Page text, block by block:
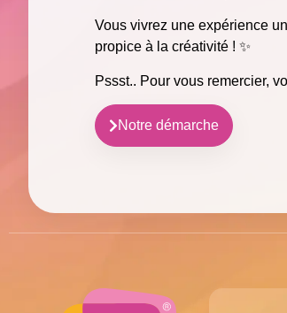
Vous vivrez une expérience
propice à la créativité ! ✨
Pssst.. Pour vous remercier,
Notre démarche